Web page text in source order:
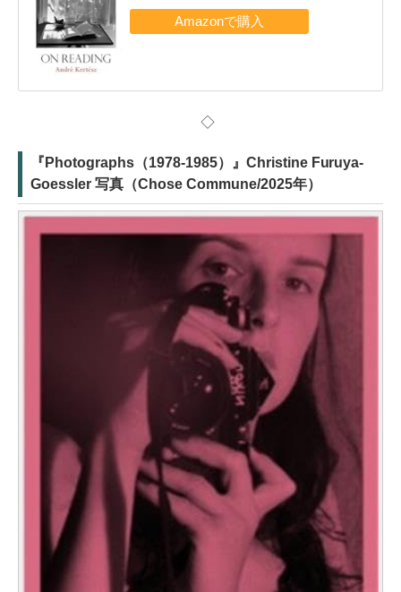
◇
『Photographs（1978-1985）』Christine Furuya-
Goessler 写真（Chose Commune/2025年）